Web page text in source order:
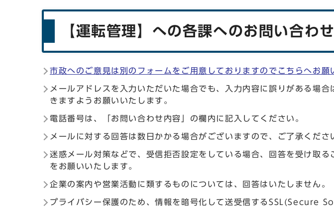
【運転管理】への各課へのお問い合わ
市政へのご意見は別のフォームをご用意しておりますのでこちらへお願
メールアドレスを入力いただいた場合でも、入力内容に誤りがある場
きますようお願いいたします。
電話番号は、「お問い合わせ内容」の欄内に記入してください。
メールに対する回答は数日かかる場合がございますので、ご了承くださ
迷惑メール対策などで、受信拒否設定をしている場合、回答を受け
をお願いいたします。
企業の案内や営業活動に類するものについては、回答はいたしません。
プライバシー保護のため、情報を暗号化して送受信するSSL(Secure